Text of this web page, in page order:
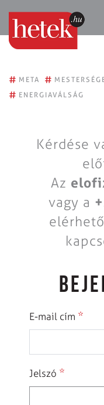
# META #
# ENERGIAVÁLSÁG
Kérdése
Az
vagy a
E-mail cím *
Jelszó *